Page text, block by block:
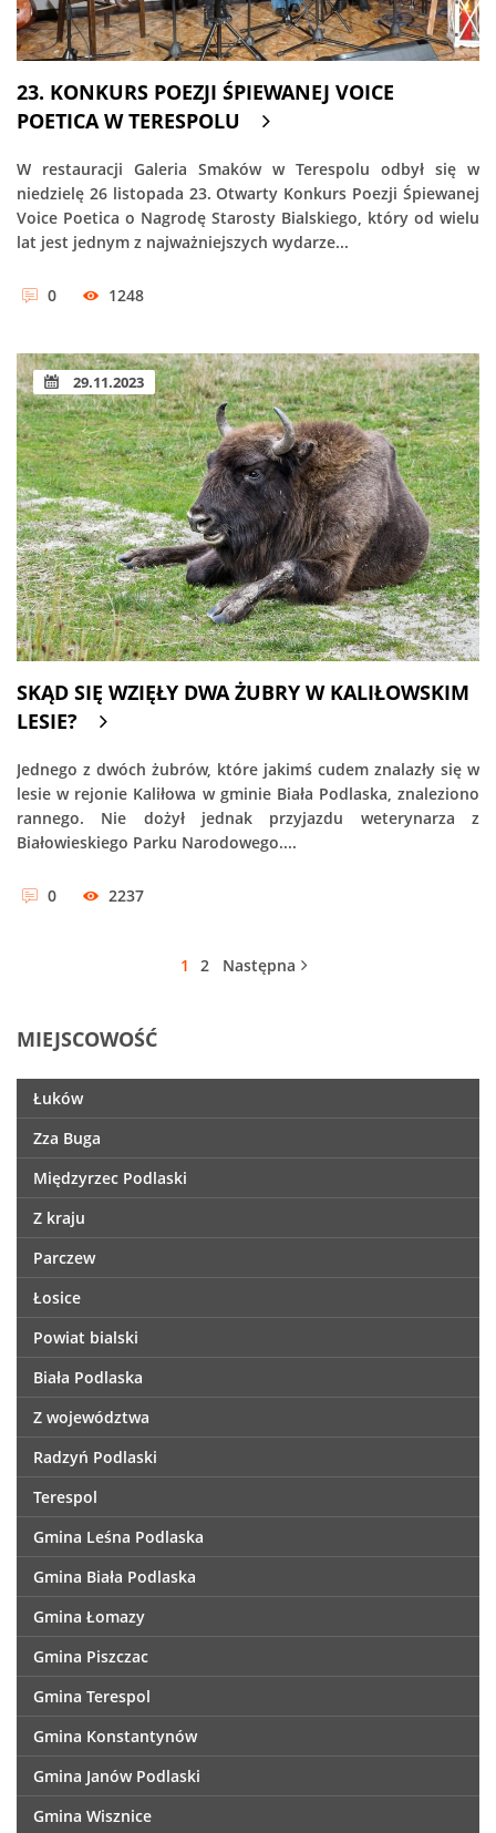
23. KONKURS POEZJI ŚPIEWANEJ VOICE
POETICA W TERESPOLU
W restauracji Galeria Smaków w Terespolu odbył się w
niedzielę 26 listopada 23. Otwarty Konkurs Poezji Śpiewanej
Voice Poetica o Nagrodę Starosty Bialskiego, który od wielu
lat jest jednym z najważniejszych wydarze...
0 1248
29.11.2023
SKĄD SIĘ WZIĘŁY DWA ŻUBRY W KALIŁOWSKIM
LESIE?
Jednego z dwóch żubrów, które jakimś cudem znalazły się w
lesie w rejonie Kaliłowa w gminie Biała Podlaska, znaleziono
rannego. Nie dożył jednak przyjazdu weterynarza z
Białowieskiego Parku Narodowego....
0 2237
1 2 Następna
MIEJSCOWOŚĆ
Łuków
Zza Buga
Międzyrzec Podlaski
Z kraju
Parczew
Łosice
Powiat bialski
Biała Podlaska
Z województwa
Radzyń Podlaski
Terespol
Gmina Leśna Podlaska
Gmina Biała Podlaska
Gmina Łomazy
Gmina Piszczac
Gmina Terespol
Gmina Konstantynów
Gmina Janów Podlaski
Gmina Wisznice